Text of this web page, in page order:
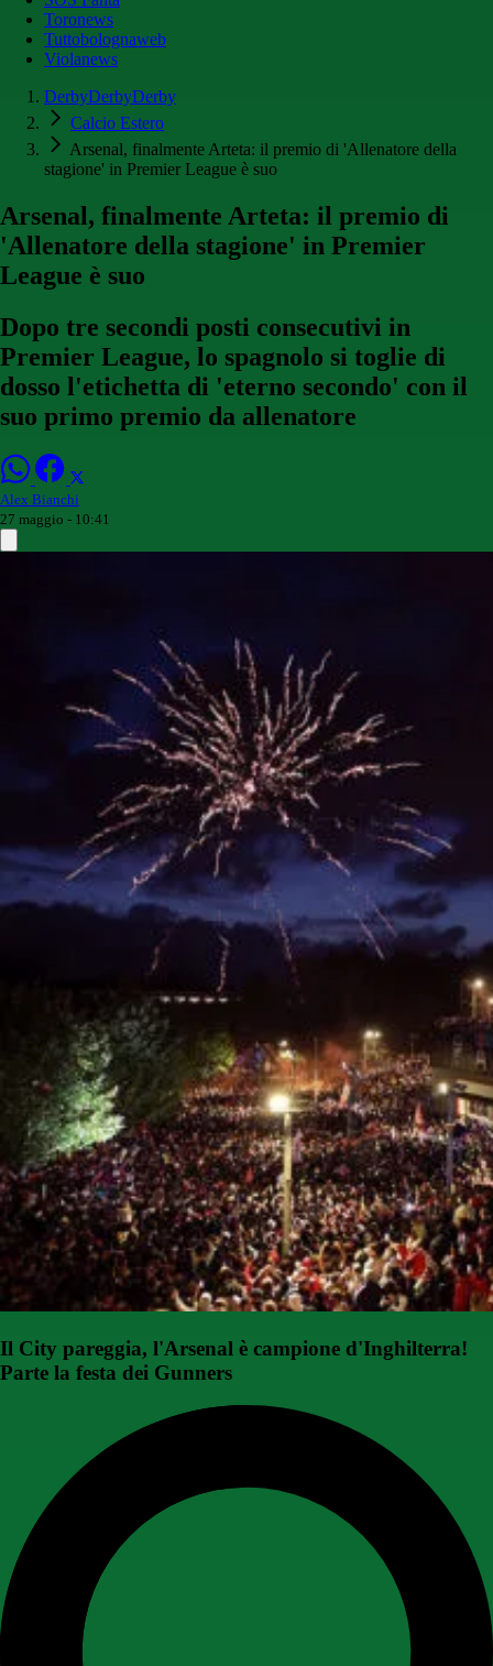
Toronews
Tuttobolognaweb
Violanews
DerbyDerbyDerby
Calcio Estero
Arsenal, finalmente Arteta: il premio di 'Allenatore della
stagione' in Premier League è suo
Arsenal, finalmente Arteta: il premio di
'Allenatore della stagione' in Premier
League è suo
Dopo tre secondi posti consecutivi in
Premier League, lo spagnolo si toglie di
dosso l'etichetta di 'eterno secondo' con il
suo primo premio da allenatore
Alex Bianchi
27 maggio - 10:41
Il City pareggia, l'Arsenal è campione d'Inghilterra!
Parte la festa dei Gunners